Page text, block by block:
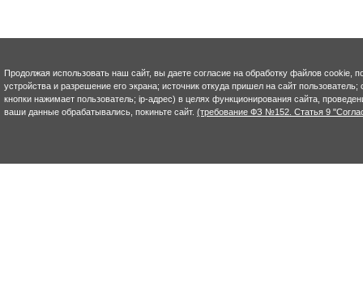
Продолжая использовать наш сайт, вы даете согласие на обработку файлов cookie,
устройства и разрешение его экрана; источник откуда пришел на сайт
кнопки нажимает пользователь; ip-адрес) в целях функционирования сайта,
ваши данные обрабатывались, покиньте сайт. (требование ФЗ №152. Статья 9